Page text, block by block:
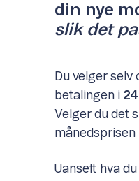
din nye
slik det
Du velger selv
betalingen i
Velger du det
månedsprisen
Uansett hva